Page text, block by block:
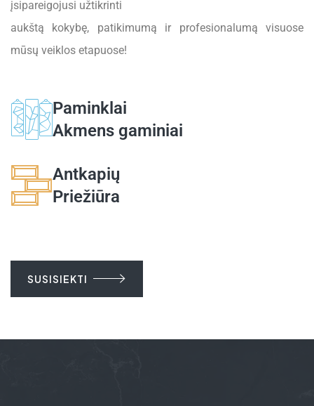
įsipareigojusi užtikrinti
aukštą kokybę, patikimumą ir profesionalumą visuose
mūsų veiklos etapuose!
Paminklai
Akmens gaminiai
Antkapių
Priežiūra
SUSISIEKTI